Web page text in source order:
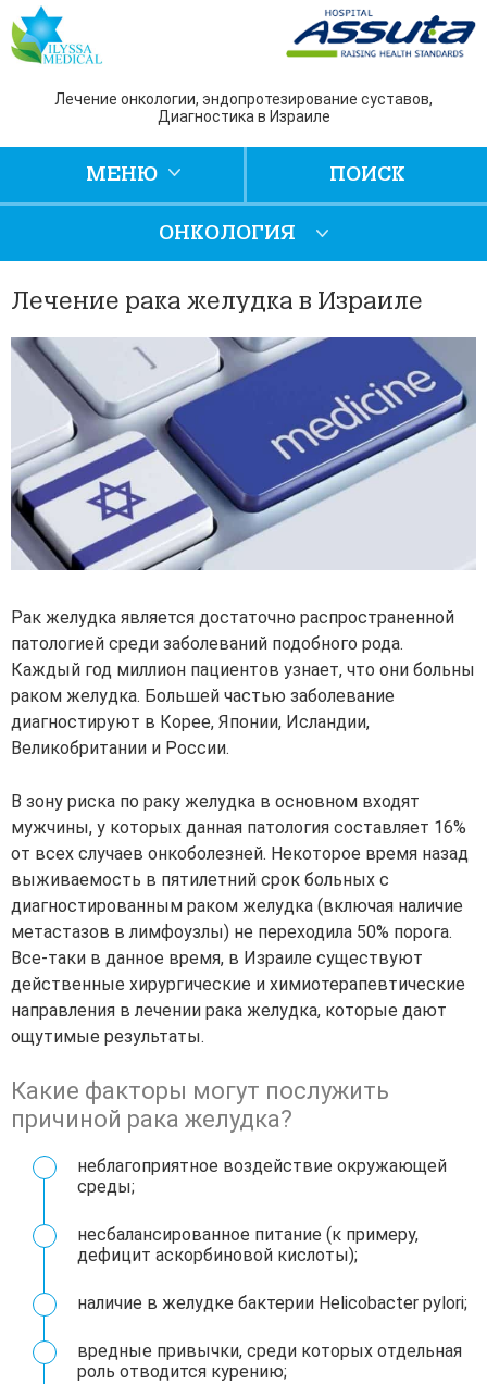
Лечение онкологии, эндопротезирование суставов,
Диагностика в Израиле
ПОИСК
МЕНЮ
Лечение рака желудка в Израиле
Рак желудка является достаточно распространенной
патологией среди заболеваний подобного рода.
Каждый год миллион пациентов узнает, что они больны
раком желудка. Большей частью заболевание
диагностируют в Корее, Японии, Исландии,
Великобритании и России.
В зону риска по раку желудка в основном входят
мужчины, у которых данная патология составляет 16%
от всех случаев онкоболезней. Некоторое время назад
выживаемость в пятилетний срок больных с
диагностированным раком желудка (включая наличие
метастазов в лимфоузлы) не переходила 50% порога.
Все-таки в данное время, в Израиле существуют
действенные хирургические и химиотерапевтические
направления в лечении рака желудка, которые дают
ощутимые результаты.
Какие факторы могут послужить
причиной рака желудка?
неблагоприятное воздействие окружающей
среды;
несбалансированное питание (к примеру,
дефицит аскорбиновой кислоты);
наличие в желудке бактерии Helicobacter pylori;
вредные привычки, среди которых отдельная
роль отводится курению;
ОНКОЛОГИЯ